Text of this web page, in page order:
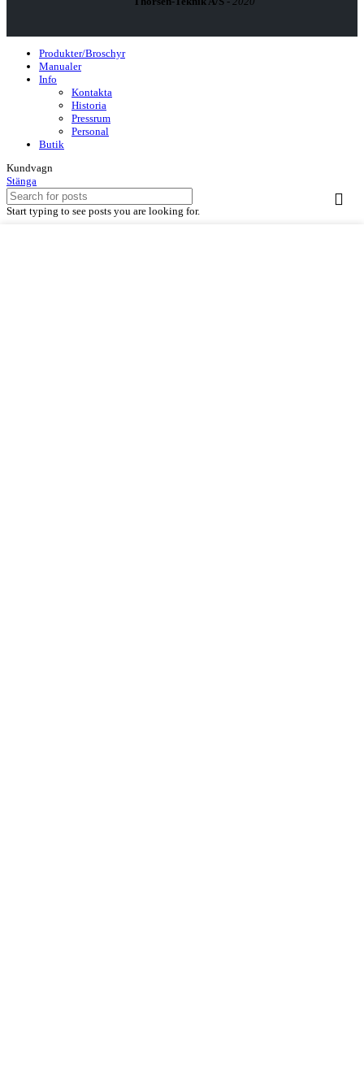
Produkter/Broschyr
Manualer
Info
Kontakta
Historia
Pressrum
Personal
Butik
Kundvagn
Stänga
Start typing to see posts you are looking for.